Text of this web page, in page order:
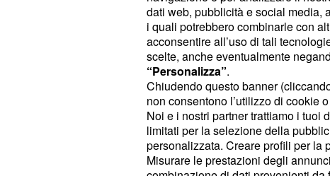
disseminati in circa 100 comuni
Piemonte e del Friuli, e non
porta a porta: alla base c'era la finta
Africa alle popolazioni bisognose.
nella “Nuova Tessil Pezzame” a
collettrice, in teoria per essere
pratica gli abiti usati venivano
mercatinidella Tunisia, di Napoli
dati web, pubblicità e social media,
i quali potrebbero combinarle con
acconsentire all’uso di tali
scelte, anche eventualmente
“Personalizza”.
Chiudendo questo banner
non consentono l’utilizzo di cookie
Noi e i nostri partner trattiamo i tuoi
limitati per la selezione della
personalizzata. Creare profili per la
Misurare le prestazioni degli